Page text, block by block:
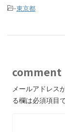
-東京都
comment
メールアドレス
る欄は必須項目